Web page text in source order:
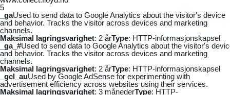
5
_gaUsed to send data to Google Analytics about the visitor's device
and behavior. Tracks the visitor across devices and marketing
channels.
Maksimal lagringsvarighet: 2 årType: HTTP-informasjonskapsel
_ga_#Used to send data to Google Analytics about the visitor's
and behavior. Tracks the visitor across devices and marketing
channels.
Maksimal lagringsvarighet: 2 årType: HTTP-informasjonskapsel
_gcl_auUsed by Google AdSense for experimenting with
advertisement efficiency across websites using their services.
Maksimal lagringsvarighet: 3 månederType: HTTP-